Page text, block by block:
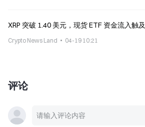
XRP 突破 1.40 美元，现货 ETF 资金流入触
Crypto News Land 04-19 10:21
评论